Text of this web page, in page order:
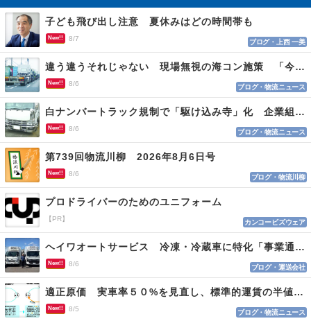
子ども飛び出し注意 夏休みはどの時間帯も
New!! 8/7 ブログ・上西 一美
違う違うそれじゃない 現場無視の海コン施策 「今でも平均２～３時間は待つ」
New!! 8/6 ブログ・物流ニュース
白ナンバートラック規制で「駆け込み寺」化 企業組合が入会基準を見直しへ
New!! 8/6 ブログ・物流ニュース
第739回物流川柳 2026年8月6日号
New!! 8/6 ブログ・物流川柳
プロドライバーのためのユニフォーム
【PR】 カンコービズウェア
ヘイワオートサービス 冷凍・冷蔵車に特化「事業通じ貢献目指す」
New!! 8/6 ブログ・運送会社
適正原価 実車率５０%を見直し、標準的運賃の半値の恐れも
New!! 8/5 ブログ・物流ニュース